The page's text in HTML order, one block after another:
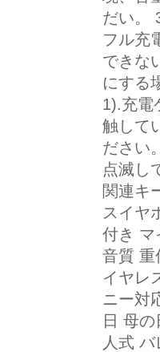
だい。
フル充
できな
にする
1).充電
触して
ださい
点滅し
関連キ
スイヤ
付き マ
音質 重
イヤレ
ニー対
日 母
人式